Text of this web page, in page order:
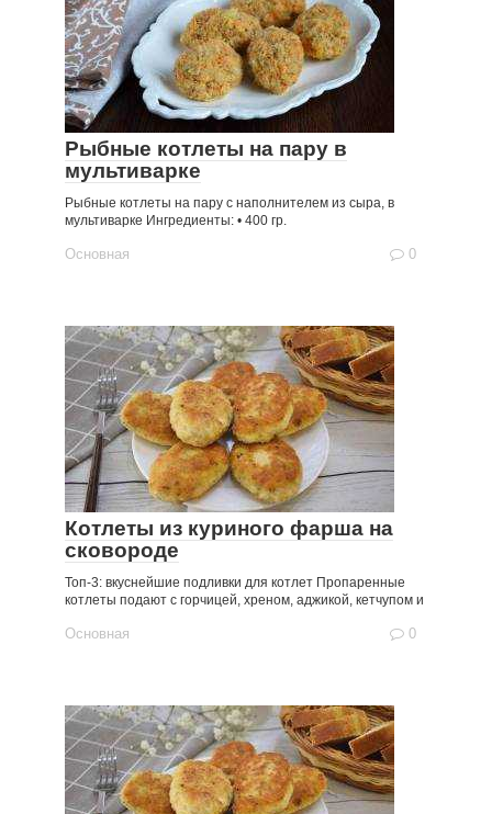
Рыбные котлеты на пару в
мультиварке
Рыбные котлеты на пару с наполнителем из сыра, в
мультиварке Ингредиенты: • 400 гр.
Основная 0
Котлеты из куриного фарша на
сковороде
Топ-3: вкуснейшие подливки для котлет Пропаренные
котлеты подают с горчицей, хреном, аджикой, кетчупом и
Основная 0